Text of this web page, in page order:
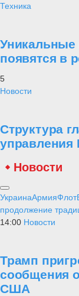
Техника
появятся в
5
Новости
Структура
Новости
УкраинаАрмияФлот
продолжение
14:00 Новости
Трамп
сообщения
США